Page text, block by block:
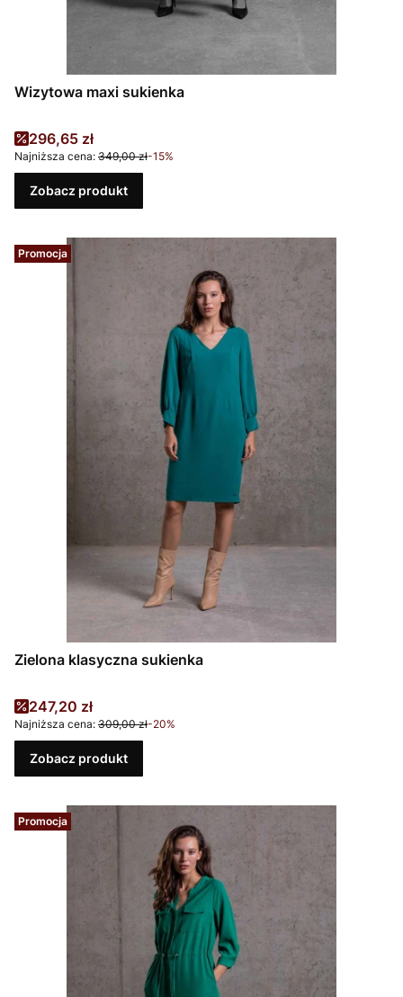
Wizytowa maxi sukienka
Cena promocyjna
296,65 zł
Najniższa cena: 349,00 zł-15%
Zobacz produkt
Promocja
Zielona klasyczna sukienka
Cena promocyjna
247,20 zł
Najniższa cena: 309,00 zł-20%
Zobacz produkt
Promocja